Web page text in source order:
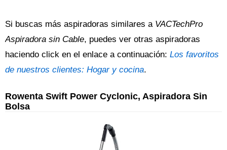
Si buscas más aspiradoras similares a VACTechPro
Aspiradora sin Cable, puedes ver otras aspiradoras
haciendo click en el enlace a continuación: Los favoritos
de nuestros clientes: Hogar y cocina.
Rowenta Swift Power Cyclonic, Aspiradora Sin
Bolsa